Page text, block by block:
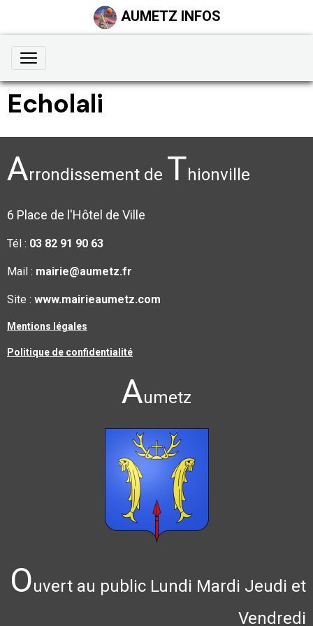
AUMETZ INFOS
Echolali
Arrondissement de Thionville
6 Place de l'Hôtel de Ville
Tél : 03 82 91 90 63
Mail : mairie@aumetz.fr
Site : www.mairieaumetz.com
Mentions légales
Politique de confidentialité
Aumetz
Ouvert au public Lundi Mardi Jeudi et
Vendredi